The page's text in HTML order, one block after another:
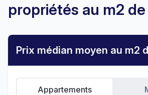
propriétés au m2
Prix médian moyen au m2
Appartements